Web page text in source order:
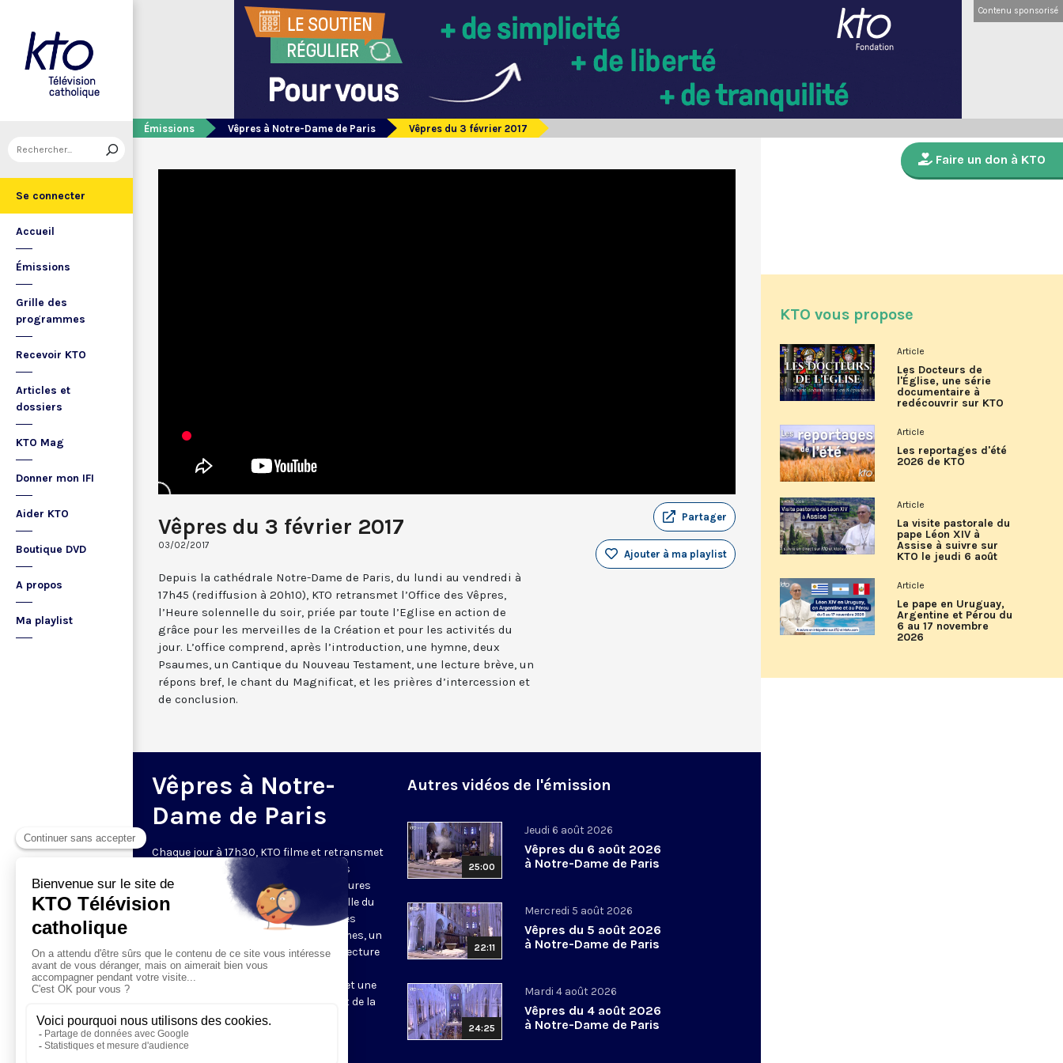
Se connecter
Accueil
Émissions
Grille des
programmes
Recevoir KTO
Articles et
dossiers
KTO Mag
Donner mon IFI
Aider KTO
Boutique DVD
A propos
Ma playlist
Contenu sponsorisé
Émissions Vêpres à Notre-Dame de Paris Vêpres du 3 février 2017
Vêpres du 3 février 2017
03/02/2017
Partager
Ajouter à ma playlist
Depuis la cathédrale Notre-Dame de Paris, du lundi au vendredi à
17h45 (rediffusion à 20h10), KTO retransmet l’Office des Vêpres,
l’Heure solennelle du soir, priée par toute l’Eglise en action de
grâce pour les merveilles de la Création et pour les activités du
jour. L’office comprend, après l’introduction, une hymne, deux
Psaumes, un Cantique du Nouveau Testament, une lecture brève, un
répons bref, le chant du Magnificat, et les prières d’intercession et
de conclusion.
Vêpres à Notre-
Dame de Paris
Chaque jour à 17h30, KTO filme et retransmet
les Vêpres depuis Notre-Dame de Paris
rouverte. Les Vêpres font partie des Heures
de l’Office divin, c’est la prière solennelle du
soir. L’office de Vêpres comprend, après
l’introduction, une hymne, deux Psaumes, un
Cantique du Nouveau Testament, une lecture
brève, le chant d’actions de grâces du
Magnificat, les prières d’intercession et une
brève oraison. Les textes des Vêpres et de la
messe sont presque toujours ceux
qu’indiquent le site
Autres vidéos de l'émission
25:00
Jeudi 6 août 2026
Vêpres du 6 août 2026
à Notre-Dame de Paris
22:11
Mercredi 5 août 2026
Vêpres du 5 août 2026
à Notre-Dame de Paris
24:25
Mardi 4 août 2026
Vêpres du 4 août 2026
à Notre-Dame de Paris
Faire un don à KTO
KTO vous propose
Article
Les Docteurs de
l'Église, une série
documentaire à
redécouvrir sur KTO
Article
Les reportages d'été
2026 de KTO
Article
La visite pastorale du
pape Léon XIV à
Assise à suivre sur
KTO le jeudi 6 août
Article
Le pape en Uruguay,
Argentine et Pérou du
6 au 17 novembre
2026